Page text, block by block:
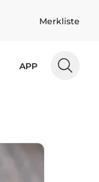
Merkliste
APP